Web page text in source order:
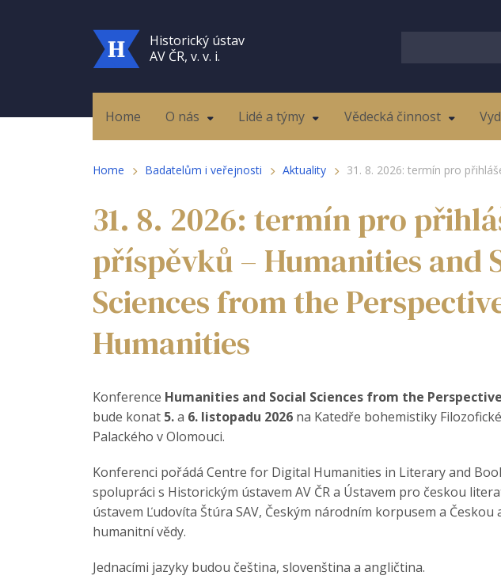
Historický ústav
AV ČR, v. v. i.
Home O nás Lidé a týmy Vědecká činnost
Home Badatelům i veřejnosti Aktuality 31. 8. 2026: termín pro
31. 8. 2026: termín pro
příspěvků – Humanities and
Sciences from the
Humanities
Konference Humanities and Social Sciences from the
bude konat 5.a 6. listopadu 2026 na Katedře bohemistiky
Palackého v Olomouci.
Konferenci pořádá Centre for Digital Humanities in Literary and
spolupráci s Historickým ústavem AV ČR a Ústavem pro českou
ústavem Ľudovíta Štúra SAV, Českým národním korpusem a
humanitní vědy.
Jednacími jazyky budou čeština, slovenština a angličtina.